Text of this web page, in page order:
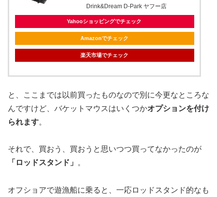
Drink&Dream D-Park ヤフー店
Yahooショッピングでチェック
Amazonでチェック
楽天市場でチェック
と、ここまでは以前買ったものなので別に今更なところな
んですけど、バケットマウスはいくつかオプションを付け
られます。
それで、買おう、買おうと思いつつ買ってなかったのが
「ロッドスタンド」
。
オフショアで遊漁船に乗ると、一応ロッドスタンド的なも